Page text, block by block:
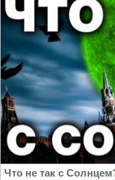
Что не так с